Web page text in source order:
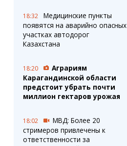
18:32
Медицинские пункты
появятся на аварийно опасных
участках автодорог
Казахстана
18:20
Аграриям
Карагандинской области
предстоит убрать почти
миллион гектаров урожая
18:02
МВД: Более 20
стримеров привлечены к
ответственности за